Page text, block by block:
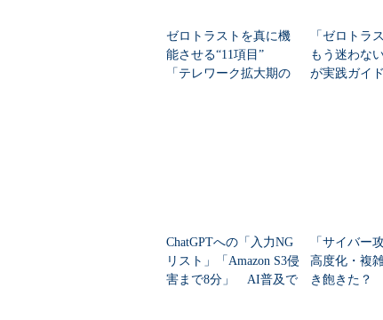
ゼロトラストを真に機
能させる“11項目”
「テレワーク拡大期の
「ゼロトラ
もう迷わな
が実践ガイ
ChatGPTへの「入力NG
リスト」「Amazon S3侵
害まで8分」 AI普及で
「サイバー
高度化・複
き飽きた？